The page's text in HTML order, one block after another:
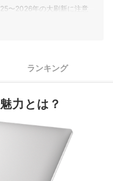
ノートパソコン｜
ノートパソコン｜
トパソコン｜DC14255
トパソコン｜DC15250
ノートパソコン｜
ノートパソコン｜
｜16 Auroraゲーミング ノ
〜2026年の大刷新に注意
ポケット型WiFiのランキン
▼
もチェック！
ランキング
力とは？